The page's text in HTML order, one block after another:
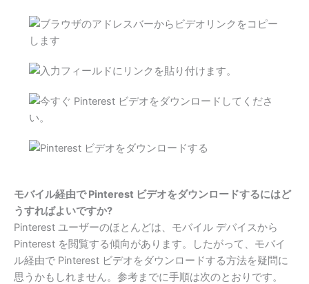
モバイル経由で Pinterest ビデオをダウンロードするにはど
うすればよいですか?
Pinterest ユーザーのほとんどは、モバイル デバイスから
Pinterest を閲覧する傾向があります。したがって、モバイ
ル経由で Pinterest ビデオをダウンロードする方法を疑問に
思うかもしれません。参考までに手順は次のとおりです。